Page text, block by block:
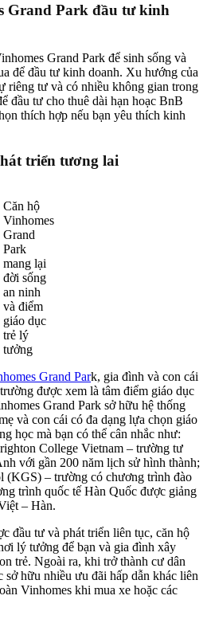
Grand Park đầu tư kinh
Grand Park để sinh sống và
để đầu tư kinh doanh. Xu hướng của
riêng tư và có nhiều không gian trong
đầu tư cho thuê dài hạn hoạc BnB
thích hợp nếu bạn yêu thích kinh
triển tương lai
Căn hộ
Vinhomes
Grand
Park
mang lại
đời sống
an ninh
và điểm
giáo dục
trẻ lý
tưởng
Grand Park, gia đình và con cái
được xem là tâm điểm giáo dục
Grand Park sở hữu hệ thống
và con cái có đa dạng lựa chọn giáo
học mà bạn có thể cân nhắc như:
College Vietnam – trường tư
với gần 200 năm lịch sử hình thành;
(KGS) – trường có chương trình đào
trình quốc tế Hàn Quốc được giảng
– Hàn.
đầu tư và phát triển liên tục, căn hộ
lý tưởng để bạn và gia đình xây
trẻ. Ngoài ra, khi trở thành cư dân
sở hữu nhiều ưu đãi hấp dẫn khác liên
Vinhomes khi mua xe hoặc các